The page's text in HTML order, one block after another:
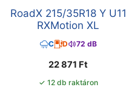
RoadX 215/35R18 Y U11
RXMotion XL
C D 72 dB
22 871 Ft
✓ 12 db raktáron